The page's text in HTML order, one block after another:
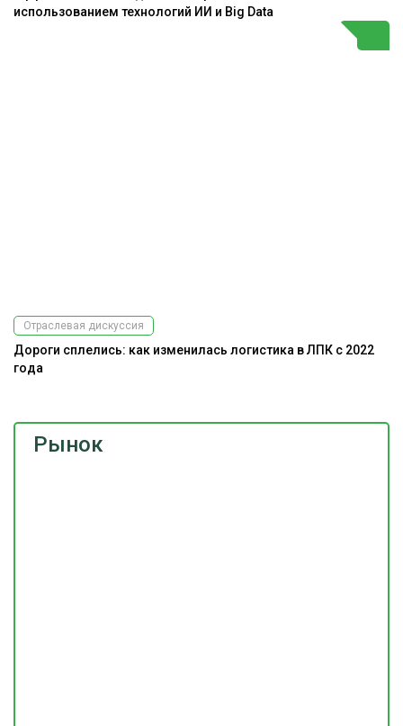
Рынок
использованием технологий ИИ и Big Data
Отраслевая дискуссия
Дороги сплелись: как изменилась логистика в ЛПК с 2022
года